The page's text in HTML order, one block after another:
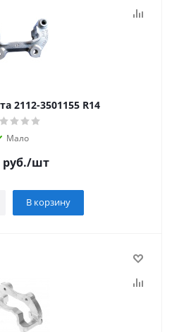
2112-3501155 R14
Мало
руб./шт
В корзину